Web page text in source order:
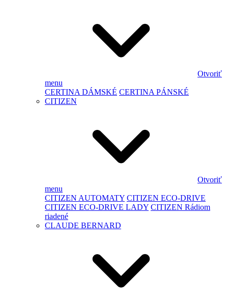
Otvoriť
menu
CERTINA DÁMSKÉ CERTINA PÁNSKÉ
CITIZEN
Otvoriť
menu
CITIZEN AUTOMATY CITIZEN ECO-DRIVE
CITIZEN ECO-DRIVE LADY CITIZEN Rádiom
riadené
CLAUDE BERNARD